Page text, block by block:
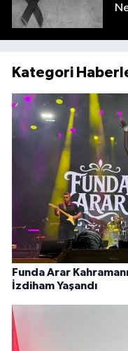
Kategori
Funda Arar
İzdiham Yaşandı